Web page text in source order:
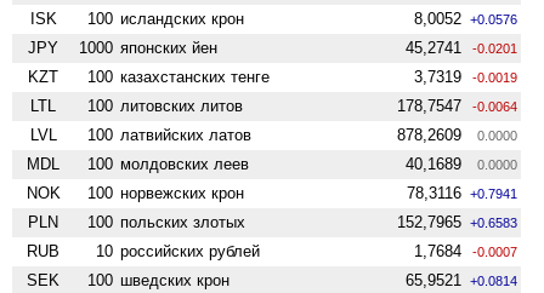
ISK 100 исландских крон 8,0052 +0.0576
JPY 1000 японских йен 45,2741 -0.0201
KZT 100 казахстанских тенге 3,7319 -0.0019
LTL 100 литовских литов 178,7547 -0.0064
LVL 100 латвийских латов 878,2609 0.0000
MDL 100 молдовских леев 40,1689 0.0000
NOK 100 норвежских крон 78,3116 +0.7941
PLN 100 польских злотых 152,7965 +0.6583
RUB 10 российских рублей 1,7684 -0.0007
SEK 100 шведских крон 65,9521 +0.0814